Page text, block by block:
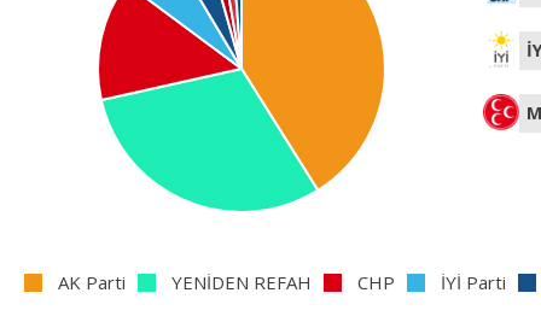
AK Parti YENİDEN REFAH CHP İYİ Parti